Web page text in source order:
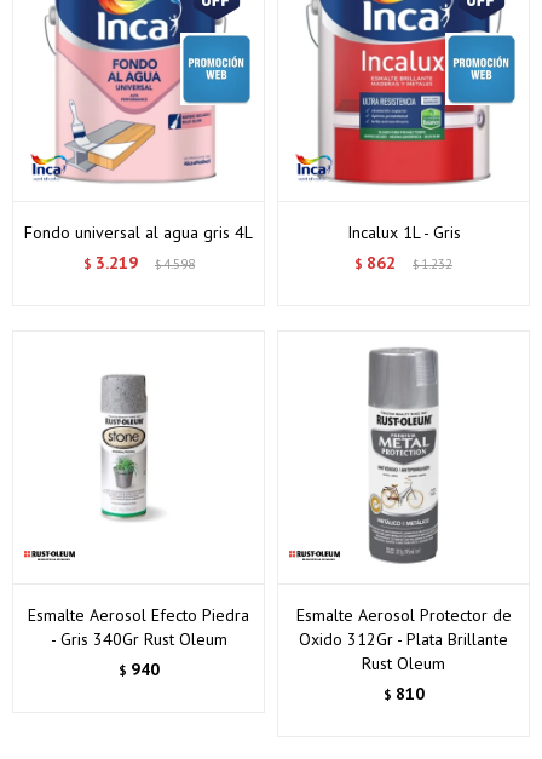
Fondo universal al agua gris 4L
$ 3.219 $4.598
Incalux 1L - Gris
$ 862 $1.232
Esmalte Aerosol Efecto Piedra
- Gris 340Gr Rust Oleum
$ 940
Esmalte Aerosol Protector de
Oxido 312Gr - Plata Brillante
Rust Oleum
$ 810